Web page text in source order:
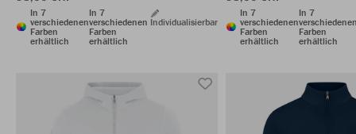
In 7
verschiedenen
Farben
erhältlich
In 7
verschiedenen
Farben
erhältlich
Individualisierbar
In 7
verschiedenen
Farben
erhältlich
In 7
Farben
erhältlich